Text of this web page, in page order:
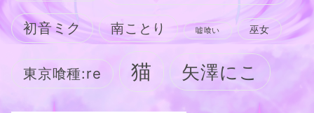
初音ミク 南ことり 嘘喰い 巫女
東京喰種:re 猫 矢澤にこ